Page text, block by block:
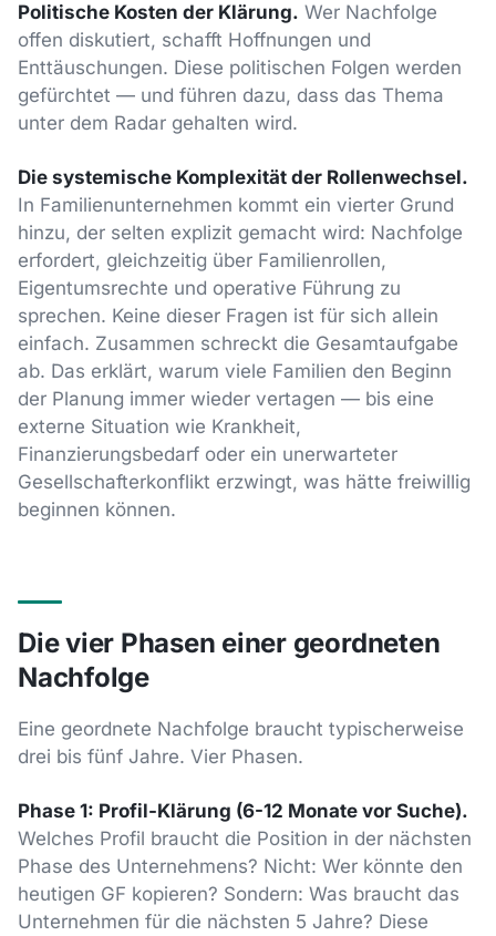
Politische Kosten der Klärung. Wer Nachfolge
offen diskutiert, schafft Hoffnungen und
Enttäuschungen. Diese politischen Folgen werden
gefürchtet — und führen dazu, dass das Thema
unter dem Radar gehalten wird.
Die systemische Komplexität der Rollenwechsel.
In Familienunternehmen kommt ein vierter Grund
hinzu, der selten explizit gemacht wird: Nachfolge
erfordert, gleichzeitig über Familienrollen,
Eigentumsrechte und operative Führung zu
sprechen. Keine dieser Fragen ist für sich allein
einfach. Zusammen schreckt die Gesamtaufgabe
ab. Das erklärt, warum viele Familien den Beginn
der Planung immer wieder vertagen — bis eine
externe Situation wie Krankheit,
Finanzierungsbedarf oder ein unerwarteter
Gesellschafterkonflikt erzwingt, was hätte freiwillig
beginnen können.
Die vier Phasen einer geordneten
Nachfolge
Eine geordnete Nachfolge braucht typischerweise
drei bis fünf Jahre. Vier Phasen.
Phase 1: Profil-Klärung (6-12 Monate vor Suche).
Welches Profil braucht die Position in der nächsten
Phase des Unternehmens? Nicht: Wer könnte den
heutigen GF kopieren? Sondern: Was braucht das
Unternehmen für die nächsten 5 Jahre? Diese